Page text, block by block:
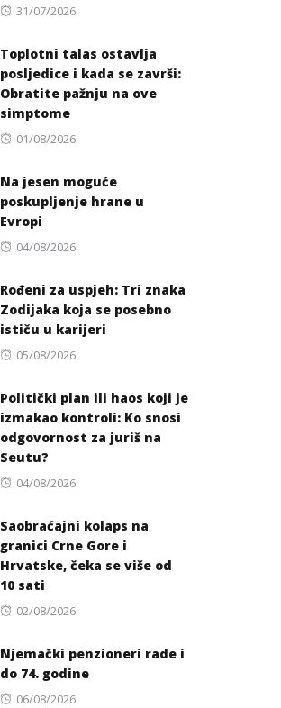
Posted
31/07/2026
Toplotni talas ostavlja
posljedice i kada se završi:
Obratite pažnju na ove
simptome
Posted
01/08/2026
Na jesen moguće
poskupljenje hrane u
Evropi
Posted
04/08/2026
Rođeni za uspjeh: Tri znaka
Zodijaka koja se posebno
ističu u karijeri
Posted
05/08/2026
Politički plan ili haos koji je
izmakao kontroli: Ko snosi
odgovornost za juriš na
Seutu?
Posted
04/08/2026
Saobraćajni kolaps na
granici Crne Gore i
Hrvatske, čeka se više od
10 sati
Posted
02/08/2026
Njemački penzioneri rade i
do 74. godine
Posted
06/08/2026